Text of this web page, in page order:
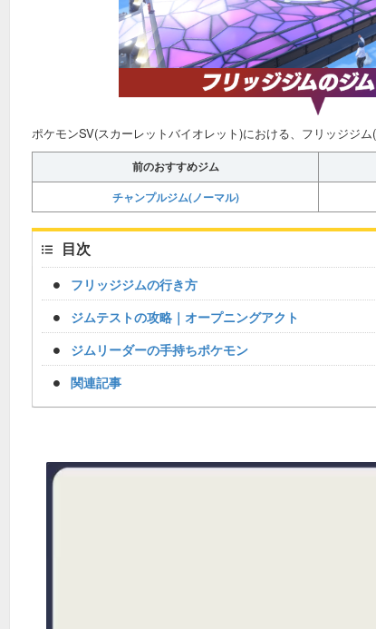
ポケモンSV(スカーレットバイオレット)における、フリッジジム
前のおすすめジム
チャンプルジム(ノーマル)
目次
フリッジジムの行き方
ジムテストの攻略｜オープニングアクト
ジムリーダーの手持ちポケモン
関連記事